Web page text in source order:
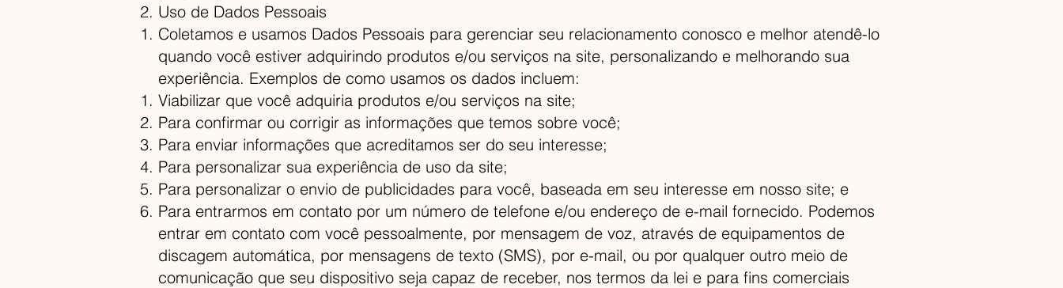
Uso de Dados Pessoais
Coletamos e usamos Dados Pessoais para gerenciar seu relacionamento conosco e melhor atendê-lo
quando você estiver adquirindo produtos e/ou serviços na site, personalizando e melhorando sua
experiência. Exemplos de como usamos os dados incluem:
Viabilizar que você adquiria produtos e/ou serviços na site;
Para confirmar ou corrigir as informações que temos sobre você;
Para enviar informações que acreditamos ser do seu interesse;
Para personalizar sua experiência de uso da site;
Para personalizar o envio de publicidades para você, baseada em seu interesse em nosso site; e
Para entrarmos em contato por um número de telefone e/ou endereço de e-mail fornecido. Podemos
entrar em contato com você pessoalmente, por mensagem de voz, através de equipamentos de
discagem automática, por mensagens de texto (SMS), por e-mail, ou por qualquer outro meio de
comunicação que seu dispositivo seja capaz de receber, nos termos da lei e para fins comerciais